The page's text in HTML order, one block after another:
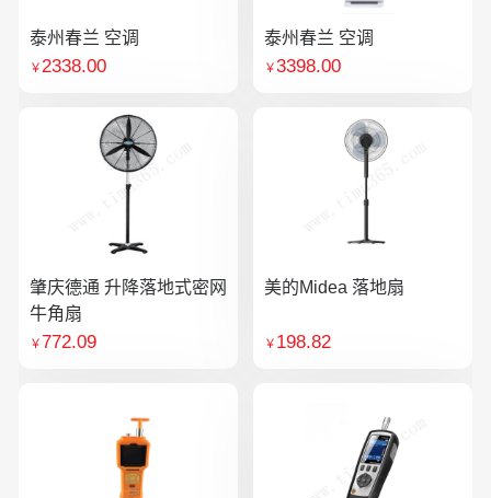
泰州春兰 空调
￥2338.00
泰州春兰 空调
￥3398.00
肇庆德通 升降落地式密网
牛角扇
￥772.09
美的Midea 落地扇
￥ 198.82